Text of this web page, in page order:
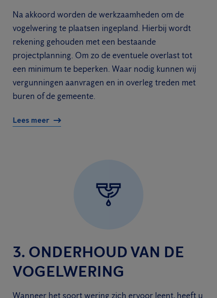
Na akkoord worden de werkzaamheden om de
vogelwering te plaatsen ingepland. Hierbij wordt
rekening gehouden met een bestaande
projectplanning. Om zo de eventuele overlast tot
een minimum te beperken. Waar nodig kunnen wij
vergunningen aanvragen en in overleg treden met
buren of de gemeente.
Lees meer
3. ONDERHOUD VAN DE
VOGELWERING
Wanneer het soort wering zich ervoor leent, heeft u